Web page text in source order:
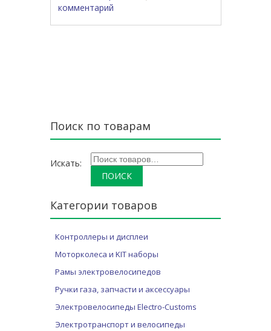
комментарий
Поиск по товарам
Искать:
Категории товаров
Контроллеры и дисплеи
Моторколеса и KIT наборы
Рамы электровелосипедов
Ручки газа, запчасти и аксессуары
Электровелосипеды Electro-Customs
Электротранспорт и велосипеды